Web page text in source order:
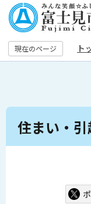
の
ペ
ー
す
現在のページ ト
本
住まい・引